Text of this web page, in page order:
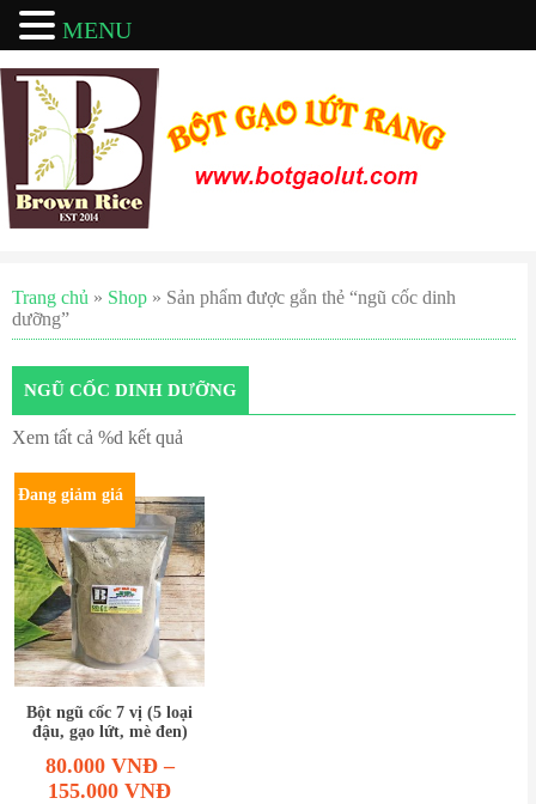
Trang chủ » Shop » Sản phẩm được gắn thẻ “ngũ cốc dinh
dưỡng”
NGŨ CỐC DINH DƯỠNG
Xem tất cả %d kết quả
Đang giảm giá
Bột ngũ cốc 7 vị (5 loại
đậu, gạo lứt, mè đen)
80.000 VNĐ–
155.000 VNĐ
MENU